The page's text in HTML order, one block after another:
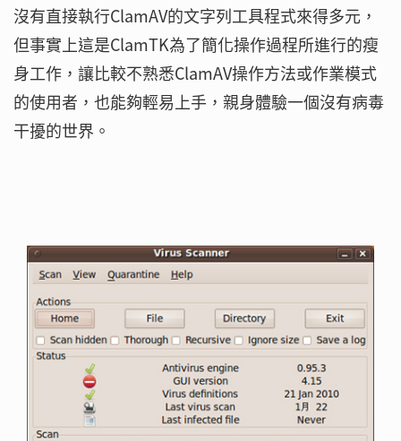
沒有直接執行ClamAV的文字列工具程式來得多元，
但事實上這是ClamTK為了簡化操作過程所進行的瘦
身工作，讓比較不熟悉ClamAV操作方法或作業模式
的使用者，也能夠輕易上手，親身體驗一個沒有病毒
干擾的世界。